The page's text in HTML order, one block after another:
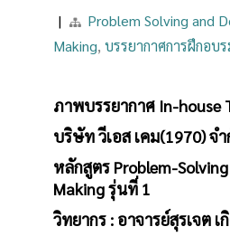
|
Problem Solving and
Making, บรรยากาศการฝึกอบ
ภาพบรรยากาศ In-house
บริษัท วีเอส เคม(1970) จ
หลักสูตร Problem-
Making รุ่นที่ 1
วิทยากร : อาจารย์สุรเจต เ